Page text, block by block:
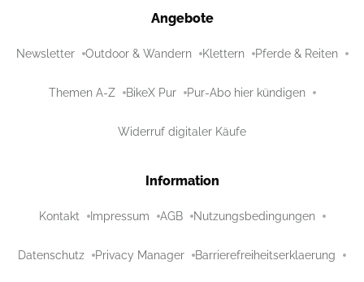
Angebote
Newsletter Outdoor & Wandern Klettern Pferde & Reiten
Themen A-Z BikeX Pur Pur-Abo hier kündigen
Widerruf digitaler Käufe
Information
Kontakt Impressum AGB Nutzungsbedingungen
Datenschutz Privacy Manager Barrierefreiheitserklaerung